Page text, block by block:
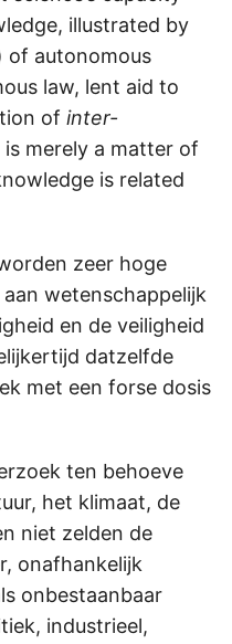
illustrated by
of autonomous
law, lent aid to
of inter-
merely a matter of
is related
zeer hoge
wetenschappelijk
en de veiligheid
datzelfde
met een forse dosis
ten behoeve
het klimaat, de
niet zelden de
onafhankelijk
onbestaanbaar
industrieel,